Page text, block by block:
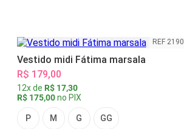
REF 2190
Vestido midi Fátima marsala
R$ 179,00
12x de R$ 17,30
R$ 175,00no PIX
P M G GG